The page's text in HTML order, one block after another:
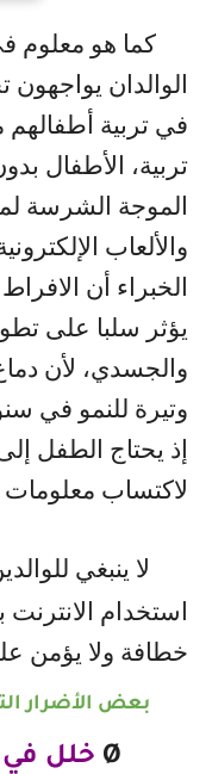
كما هو معلوم
الوالدان
في تربية أطفالهم
تربية، الأطفال
الموجة الشرسة
والألعاب
الخبراء أن
يؤثر سلبا على
والجسدي، لأن
وتيرة للنمو في
إذ يحتاج الطفل
لاكتساب
لا ينبغي
استخدام
خطافة ولا يؤمن
بعض الأضرار
Ø خلل في